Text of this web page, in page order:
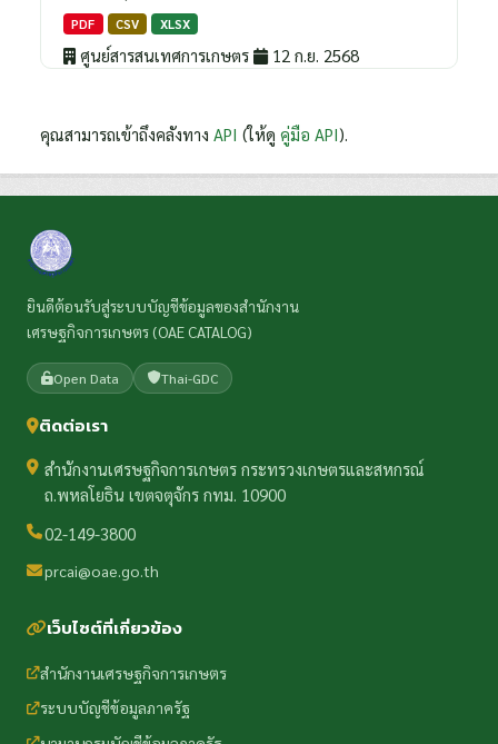
PDF CSV XLSX
ศูนย์สารสนเทศการเกษตร 12 ก.ย. 2568
คุณสามารถเข้าถึงคลังทาง API (ให้ดู คู่มือ API).
ยินดีต้อนรับสู่ระบบบัญชีข้อมูลของสำนักงาน
เศรษฐกิจการเกษตร (OAE CATALOG)
Open Data Thai-GDC
ติดต่อเรา
สำนักงานเศรษฐกิจการเกษตร กระทรวงเกษตรและสหกรณ์
ถ.พหลโยธิน เขตจตุจักร กทม. 10900
02-149-3800
prcai@oae.go.th
เว็บไซต์ที่เกี่ยวข้อง
สำนักงานเศรษฐกิจการเกษตร
ระบบบัญชีข้อมูลภาครัฐ